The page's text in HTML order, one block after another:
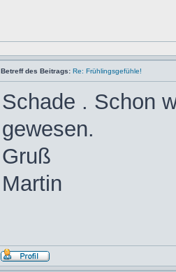
Betreff des Beitrags: Re: Frühlingsgefühle!
Schade . Schon
gewesen.
Gruß
Martin